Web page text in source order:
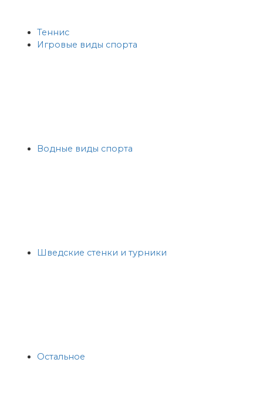
Теннис
Игровые виды спорта
Водные виды спорта
Шведские стенки и турники
Остальное